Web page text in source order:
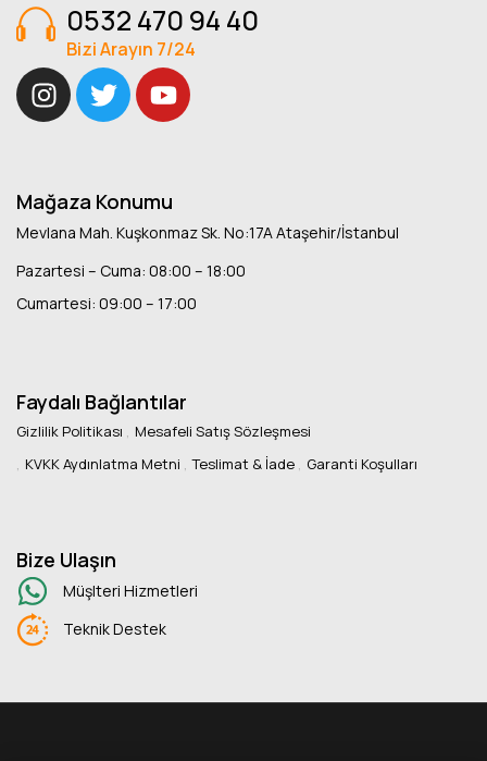
0532 470 94 40
Bizi Arayın 7/24
Mağaza Konumu
Mevlana Mah. Kuşkonmaz Sk. No:17A Ataşehir/İstanbul
Pazartesi – Cuma: 08:00 – 18:00
Cumartesi: 09:00 – 17:00
Faydalı Bağlantılar
Gizlilik Politikası
Mesafeli Satış Sözleşmesi
KVKK Aydınlatma Metni
Teslimat & İade Garanti Koşulları
Bize Ulaşın
Müşlteri Hizmetleri
Teknik Destek